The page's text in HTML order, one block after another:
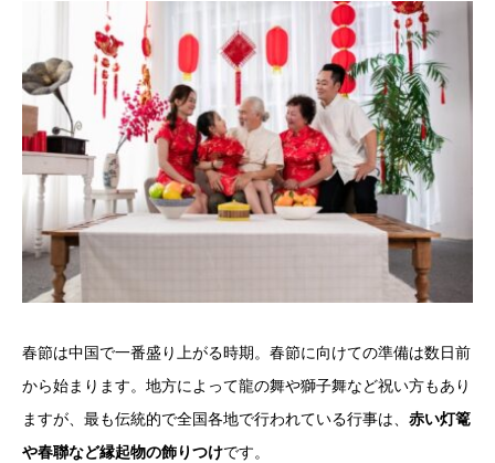
春節は中国で一番盛り上がる時期。春節に向けての準備は数日前
から始まります。地方によって龍の舞や獅子舞など祝い方もあり
ますが、最も伝統的で全国各地で行われている行事は、 赤い灯篭
や春聯など縁起物の飾りつけです。